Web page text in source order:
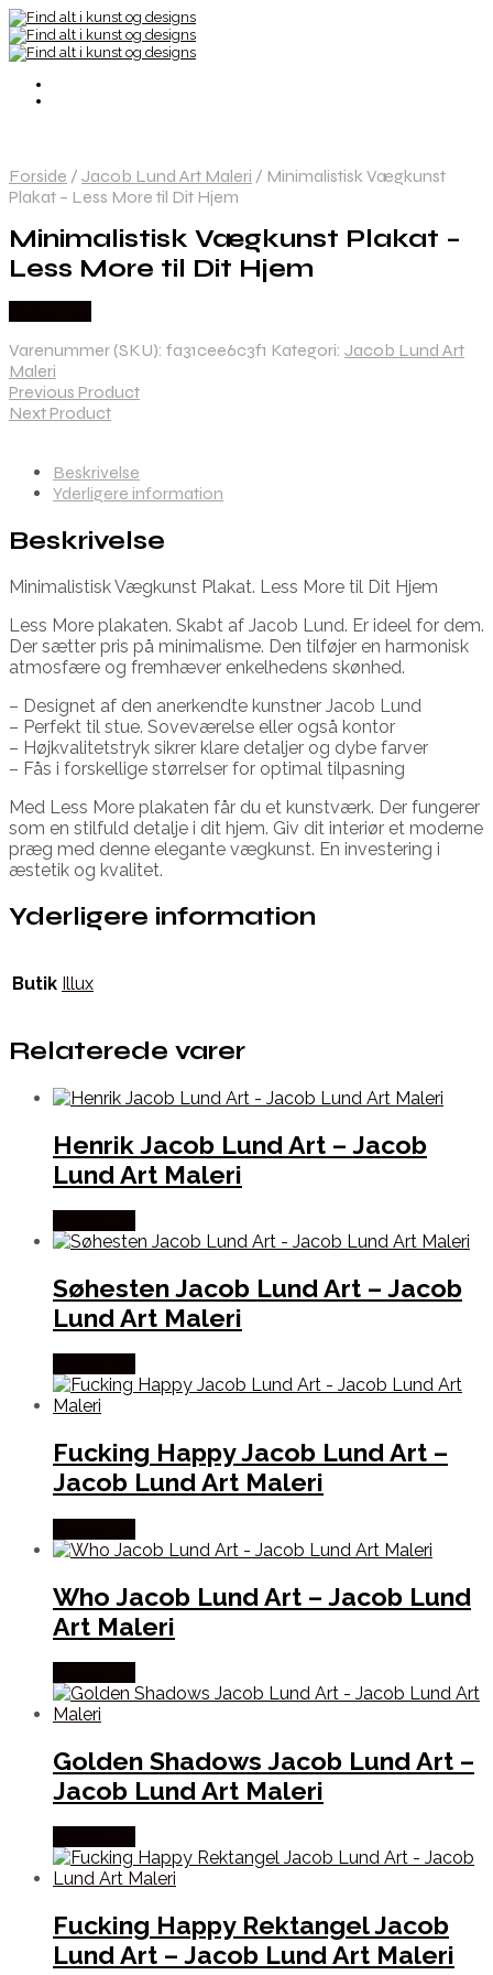
Forside / Jacob Lund Art Maleri / Minimalistisk Vægkunst
Plakat – Less More til Dit Hjem
Minimalistisk Vægkunst Plakat –
Less More til Dit Hjem
Varenummer (SKU): fa31cee6c3f1 Kategori: Jacob Lund Art
Maleri
Previous Product
Next Product
Beskrivelse
Yderligere information
Beskrivelse
Minimalistisk Vægkunst Plakat. Less More til Dit Hjem
Less More plakaten. Skabt af Jacob Lund. Er ideel for dem.
Der sætter pris på minimalisme. Den tilføjer en harmonisk
atmosfære og fremhæver enkelhedens skønhed.
– Designet af den anerkendte kunstner Jacob Lund
– Perfekt til stue. Soveværelse eller også kontor
– Højkvalitetstryk sikrer klare detaljer og dybe farver
– Fås i forskellige størrelser for optimal tilpasning
Med Less More plakaten får du et kunstværk. Der fungerer
som en stilfuld detalje i dit hjem. Giv dit interiør et moderne
præg med denne elegante vægkunst. En investering i
æstetik og kvalitet.
Yderligere information
Butik Illux
Relaterede varer
Henrik Jacob Lund Art – Jacob
Lund Art Maleri
Søhesten Jacob Lund Art – Jacob
Lund Art Maleri
Fucking Happy Jacob Lund Art –
Jacob Lund Art Maleri
Who Jacob Lund Art – Jacob Lund
Art Maleri
Golden Shadows Jacob Lund Art –
Jacob Lund Art Maleri
Fucking Happy Rektangel Jacob
Lund Art – Jacob Lund Art Maleri